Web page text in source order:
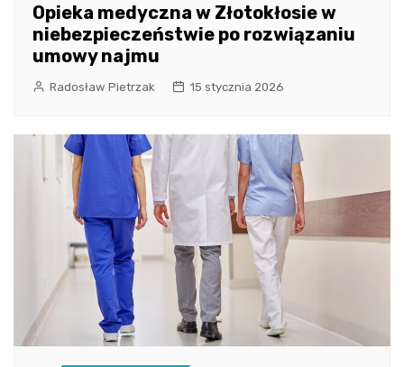
Opieka medyczna w Złotokłosie w
niebezpieczeństwie po rozwiązaniu
umowy najmu
Radosław Pietrzak 15 stycznia 2026